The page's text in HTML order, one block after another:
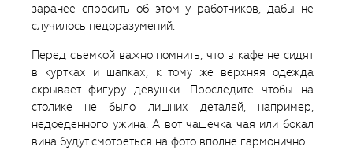
заранее спросить об этом у работников, дабы не
случилось недоразумений.
Перед съемкой важно помнить, что в кафе не сидят
в куртках и шапках, к тому же верхняя одежда
скрывает фигуру девушки. Проследите чтобы на
столике не было лишних деталей, например,
недоеденного ужина. А вот чашечка чая или бокал
вина будут смотреться на фото вполне гармонично.